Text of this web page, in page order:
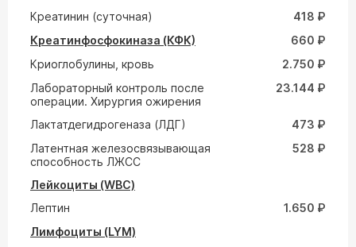
Креатинин (суточная)
418 ₽
Креатинфосфокиназа (КФК)
660 ₽
Криоглобулины, кровь
2.750 ₽
Лабораторный контроль после
операции. Хирургия ожирения
23.144 ₽
Лактатдегидрогеназа (ЛДГ)
473 ₽
Латентная железосвязывающая
способность ЛЖСС
528 ₽
Лейкоциты (WBC)
Лептин
1.650 ₽
Лимфоциты (LYM)